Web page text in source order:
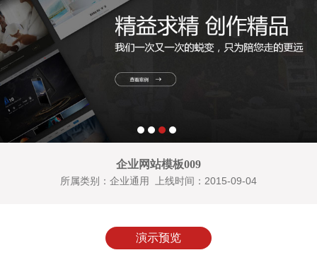
企业网站模板009
所属类别：企业通用 上线时间：2015-09-04
演示预览